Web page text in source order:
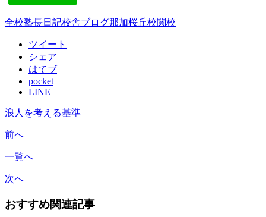
全校塾長日記校舎ブログ那加桜丘校関校
ツイート
シェア
はてブ
pocket
LINE
浪人を考える基準
前へ
一覧へ
次へ
おすすめ関連記事